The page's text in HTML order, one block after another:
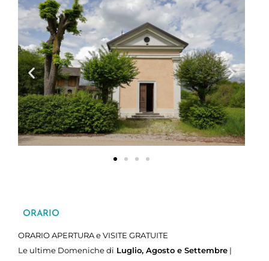
ORARIO
ORARIO APERTURA e VISITE GRATUITE
Le ultime Domeniche di Luglio, Agosto e Settembre |